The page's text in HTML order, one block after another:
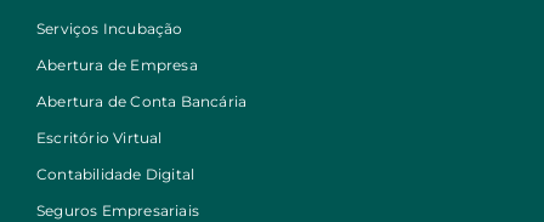
Serviços Incubação
Abertura de Empresa
Abertura de Conta Bancária
Escritório Virtual
Contabilidade Digital
Seguros Empresariais